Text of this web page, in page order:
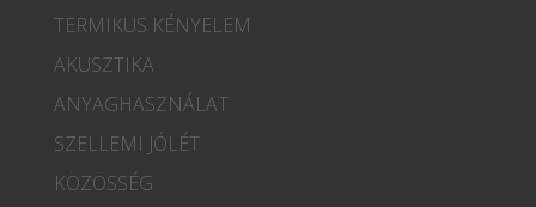
TERMIKUS KÉNYELEM
AKUSZTIKA
ANYAGHASZNÁLAT
SZELLEMI JÓLÉT
KÖZÖSSÉG